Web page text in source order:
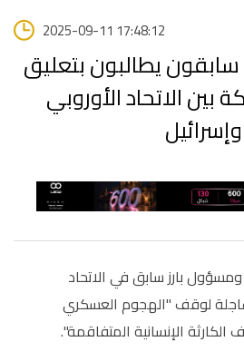
2025-09-11 17:48:12
يطالبون بتعليق
بين الاتحاد الأوروبي
وإسرائيل
(300) سفير ومسؤول بارز سابق في الاتحاد
عاجلة لوقف "الهجوم العسكري
الإنسانية المتفاقمة".